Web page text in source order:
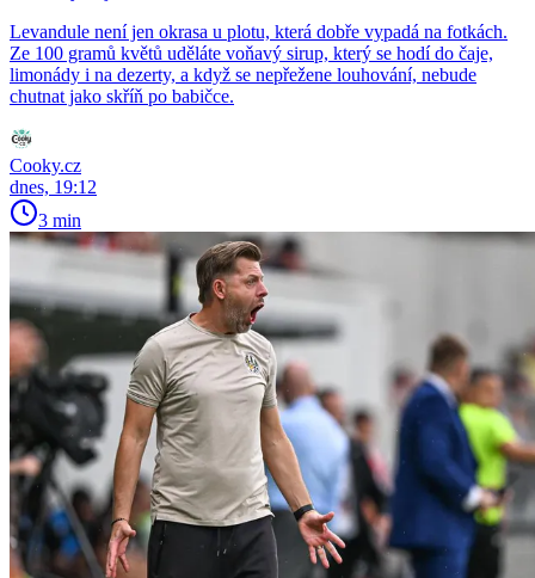
Levandule není jen okrasa u plotu, která dobře vypadá na fotkách.
Ze 100 gramů květů uděláte voňavý sirup, který se hodí do čaje,
limonády i na dezerty, a když se nepřežene louhování, nebude
chutnat jako skříň po babičce.
Cooky.cz
dnes, 19:12
3 min